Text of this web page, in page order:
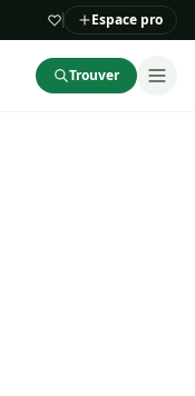
Espace pro
Trouver